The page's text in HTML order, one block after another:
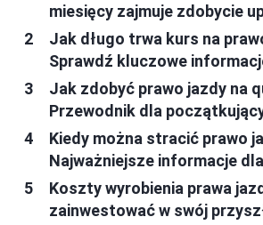
miesięcy zajmuje zdobycie
Jak długo trwa kurs na
Sprawdź kluczowe
Jak zdobyć prawo jazdy na
Przewodnik dla
Kiedy można stracić prawo
Najważniejsze informacje
Koszty wyrobienia prawa
zainwestować w swój